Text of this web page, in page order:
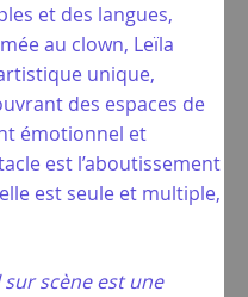
et des langues,
au clown, Leïla
unique,
des espaces de
émotionnel et
est l’aboutissement
est seule et multiple,
scène est une